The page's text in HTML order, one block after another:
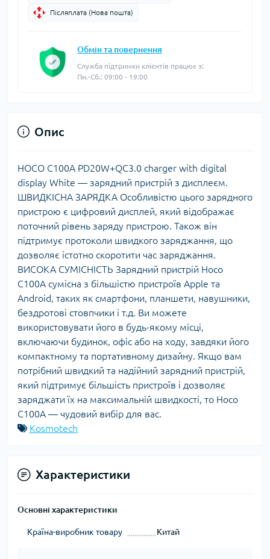
Післяплата (Нова пошта)
Обмін та повернення
Служба підтримки клієнтів працює з:
Пн.-Сб.: 09:00 - 19:00
Опис
HOCO C100A PD20W+QC3.0 charger with digital
display White — зарядний пристрій з дисплеєм.
ШВИДКІСНА ЗАРЯДКА Особливістю цього зарядного
пристрою є цифровий дисплей, який відображає
поточний рівень заряду пристрою. Також він
підтримує протоколи швидкого заряджання, що
дозволяє істотно скоротити час заряджання.
ВИСОКА СУМІСНІСТЬ Зарядний пристрій Hoco
C100A сумісна з більшістю пристроїв Apple та
Android, таких як смартфони, планшети, навушники,
бездротові стовпчики і т.д. Ви можете
використовувати його в будь-якому місці,
включаючи будинок, офіс або на ходу, завдяки його
компактному та портативному дизайну. Якщо вам
потрібний швидкий та надійний зарядний пристрій,
який підтримує більшість пристроїв і дозволяє
заряджати їх на максимальній швидкості, то Hoco
C100A — чудовий вибір для вас.
Kosmotech
Характеристики
Основні характеристики
Країна-виробник товару Китай